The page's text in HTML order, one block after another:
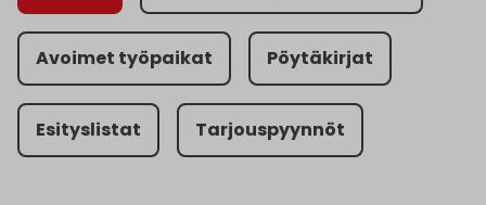
Tarjouspyynnöt
Avoimet työpaikat Pöytäkirjat
Esityslistat